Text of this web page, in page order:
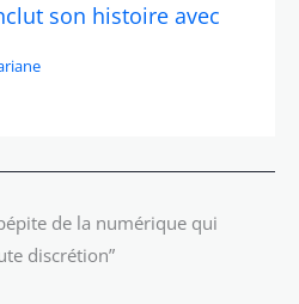
son histoire avec
de la numérique qui
discrétion”